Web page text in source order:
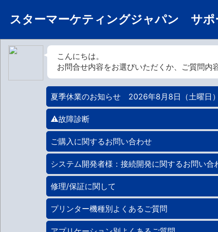
スターマーケティングジャパン サポ